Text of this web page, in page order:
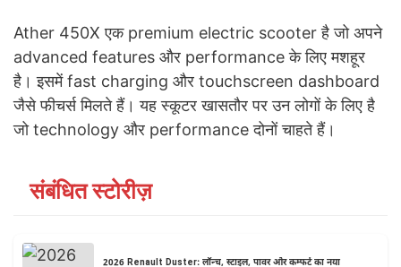
Ather 450X एक premium electric scooter है जो अपने
advanced features और performance के लिए मशहूर
है। इसमें fast charging और touchscreen dashboard
जैसे फीचर्स मिलते हैं। यह स्कूटर खासतौर पर उन लोगों के लिए है
जो technology और performance दोनों चाहते हैं।
संबंधित स्टोरीज़
2026 Renault Duster: लॉन्च, स्टाइल, पावर और कम्फर्ट का नया